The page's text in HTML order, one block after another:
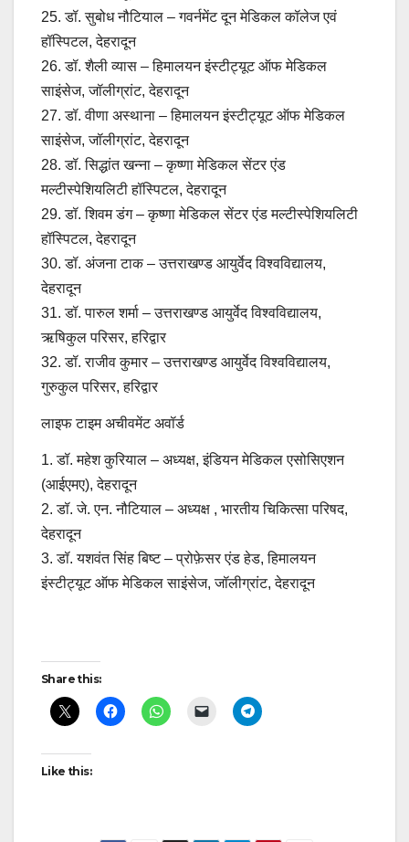
25. डॉ. सुबोध नौटियाल – गवर्नमेंट दून मेडिकल कॉलेज एवं
हॉस्पिटल, देहरादून
26. डॉ. शैली व्यास – हिमालयन इंस्टीट्यूट ऑफ मेडिकल
साइंसेज, जॉलीग्रांट, देहरादून
27. डॉ. वीणा अस्थाना – हिमालयन इंस्टीट्यूट ऑफ मेडिकल
साइंसेज, जॉलीग्रांट, देहरादून
28. डॉ. सिद्धांत खन्ना – कृष्णा मेडिकल सेंटर एंड
मल्टीस्पेशियलिटी हॉस्पिटल, देहरादून
29. डॉ. शिवम डंग – कृष्णा मेडिकल सेंटर एंड मल्टीस्पेशियलिटी
हॉस्पिटल, देहरादून
30. डॉ. अंजना टाक – उत्तराखण्ड आयुर्वेद विश्वविद्यालय,
देहरादून
31. डॉ. पारुल शर्मा – उत्तराखण्ड आयुर्वेद विश्वविद्यालय,
ऋषिकुल परिसर, हरिद्वार
32. डॉ. राजीव कुमार – उत्तराखण्ड आयुर्वेद विश्वविद्यालय,
गुरुकुल परिसर, हरिद्वार
लाइफ टाइम अचीवमेंट अवॉर्ड
1. डॉ. महेश कुरियाल – अध्यक्ष, इंडियन मेडिकल एसोसिएशन
(आईएमए), देहरादून
2. डॉ. जे. एन. नौटियाल – अध्यक्ष , भारतीय चिकित्सा परिषद,
देहरादून
3. डॉ. यशवंत सिंह बिष्ट – प्रोफ़ेसर एंड हेड, हिमालयन
इंस्टीट्यूट ऑफ मेडिकल साइंसेज, जॉलीग्रांट, देहरादून
Post
navigation
Share this:
Like this: